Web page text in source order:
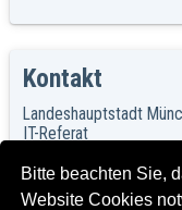
Bitte beachten Sie,
Website Cookies
Kontakt
Landeshauptstadt
IT-Referat
80992 München
https://